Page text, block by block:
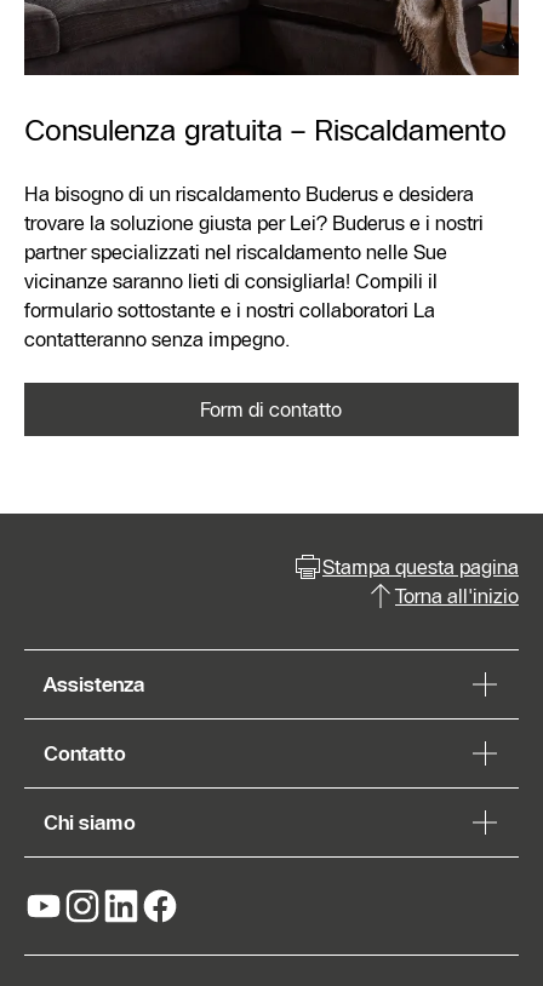
Consulenza gratuita – Riscaldamento
Ha bisogno di un riscaldamento Buderus e desidera
trovare la soluzione giusta per Lei? Buderus e i nostri
partner specializzati nel riscaldamento nelle Sue
vicinanze saranno lieti di consigliarla! Compili il
formulario sottostante e i nostri collaboratori La
contatteranno senza impegno.
Form di contatto
Stampa questa pagina
Torna all'inizio
Assistenza
Contatto
Chi siamo